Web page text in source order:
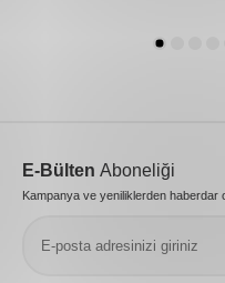
E-Bülten Aboneliği
Kampanya ve yeniliklerden haberdar